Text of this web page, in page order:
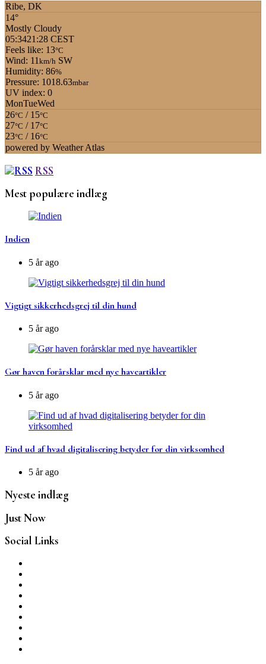
Ribe, DK
14°
Mostly Cloudy
05:3421:28 CEST
Feels like: 13°C
Wind: 11 km/h SW
Humidity: 86%
Pressure: 1018.63mbar
UV index: 0
MonTueWed
26°C / 15°C
27°C / 17°C
23°C / 16°C
powered by Weather Atlas
RSS
Mest populære indlæg
Indien
5 år ago
Vigtigt sikkerhedsgrej til din hund
5 år ago
Gør haven forårsklar med nye haveartikler
5 år ago
Find ud af hvad digitalisering betyder for din virksomhed
5 år ago
Nyeste indlæg
Just Now
Social Links